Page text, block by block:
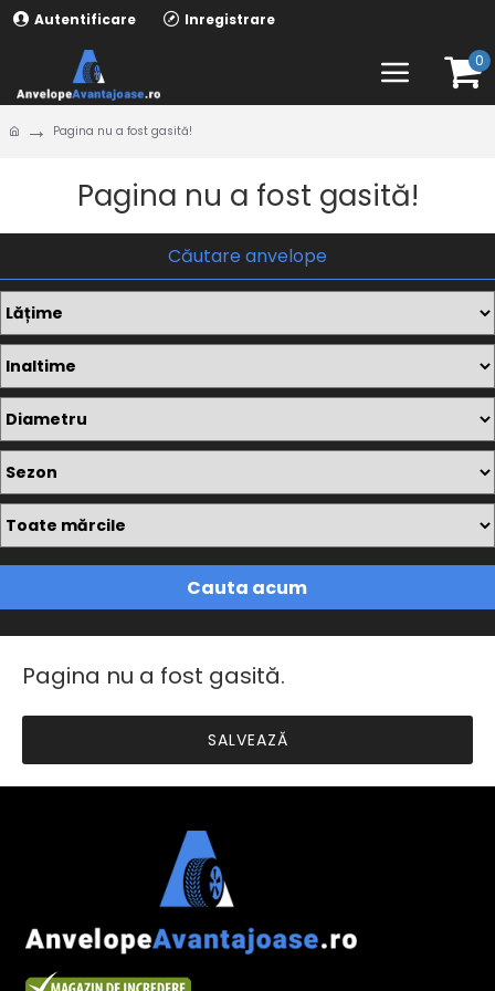
Autentificare Inregistrare
0
Pagina nu a fost gasită!
Pagina nu a fost gasită!
Căutare anvelope
Cauta acum
Pagina nu a fost gasită.
SALVEAZĂ